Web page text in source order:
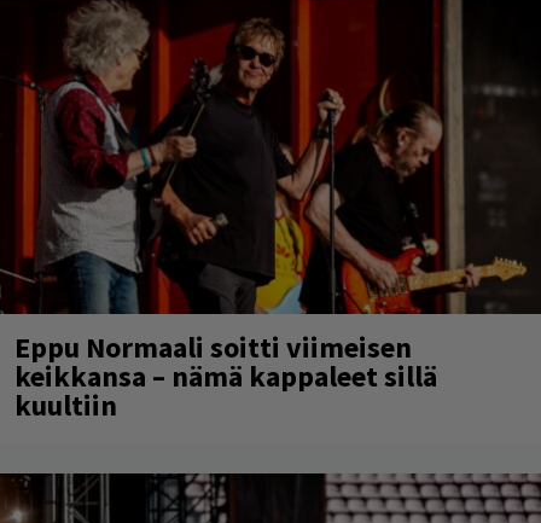
Eppu Normaali soitti viimeisen
keikkansa – nämä kappaleet sillä
kuultiin